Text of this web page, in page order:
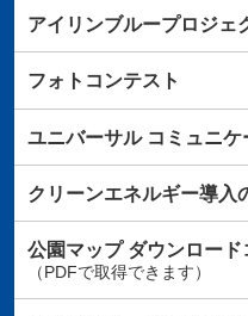
アイリンブループロジェ
フォトコンテスト
ユニバーサルコミュニケ
クリーンエネルギー導入
公園マップダウンロード
（PDFで取得できます）